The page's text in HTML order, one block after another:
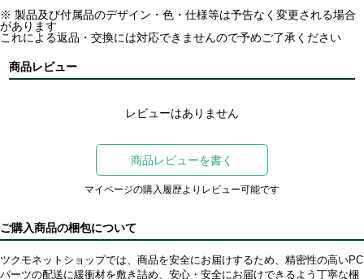
※ 製品及び付属品のデザイン・色・仕様等は予告なく変更される場合
があります
これによる返品・交換には対応できませんので予めご了承ください
商品レビュー
レビューはありません
商品レビューを書く
マイページの購入履歴よりレビュー可能です
ご購入商品の梱包について
ツクモネットショップでは、商品を安全にお届けするため、精密性の高いPC
パーツの配送に緩衝材を敷き詰め、安心・安全にお届けできるよう丁寧な梱